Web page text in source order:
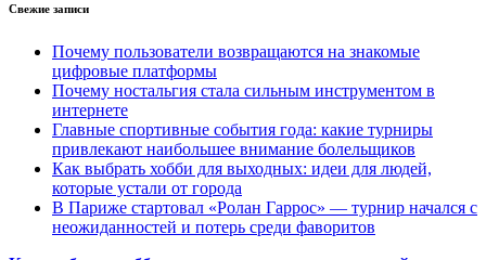
Свежие записи
Почему пользователи возвращаются на знакомые
цифровые платформы
Почему ностальгия стала сильным инструментом в
интернете
Главные спортивные события года: какие турниры
привлекают наибольшее внимание болельщиков
Как выбрать хобби для выходных: идеи для людей,
которые устали от города
В Париже стартовал «Ролан Гаррос» — турнир начался с
неожиданностей и потерь среди фаворитов